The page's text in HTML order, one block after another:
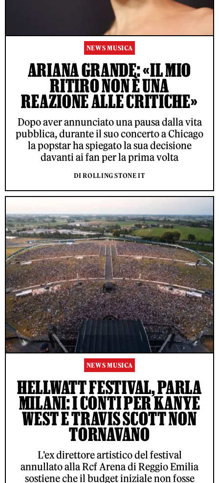
NEWS MUSICA
ARIANA GRANDE: «IL MIO
RITIRO NON È UNA
REAZIONE ALLE CRITICHE»
Dopo aver annunciato una pausa dalla vita
pubblica, durante il suo concerto a Chicago
la popstar ha spiegato la sua decisione
davanti ai fan per la prima volta
DI ROLLING STONE IT
NEWS MUSICA
HELLWATT FESTIVAL, PARLA
MILANI: I CONTI PER KANYE
WEST E TRAVIS SCOTT NON
TORNAVANO
L'ex direttore artistico del festival
annullato alla Rcf Arena di Reggio Emilia
sostiene che il budget iniziale non fosse